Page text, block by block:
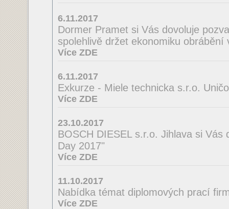
6.11.2017
Dormer Pramet si Vás dovoluje
spolehlivě držet ekonomiku obrábění
Více ZDE
6.11.2017
Exkurze - Miele technicka s.r.o.
Více ZDE
23.10.2017
BOSCH DIESEL s.r.o. Jihlava si Vás
Day 2017"
Více ZDE
11.10.2017
Nabídka témat diplomových prací
Více ZDE